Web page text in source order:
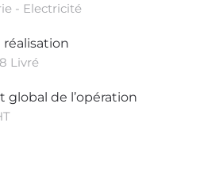
- Electricité
réalisation
Livré
global de l’opération